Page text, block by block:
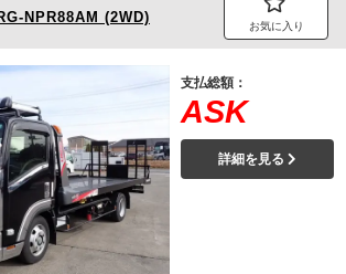
NPR88AM (2WD)
お気に入り
支払総額：
ASK
詳細を見る